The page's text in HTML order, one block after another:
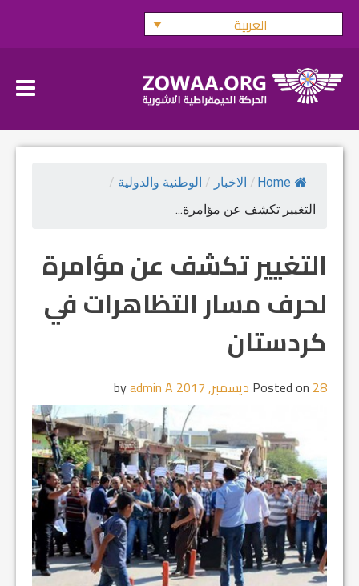
Skip
العربية
Home
/ الاخبار / الوطنية والدولية /
التغيير تكشف عن مؤامرة...
التغيير تكشف عن مؤامرة
لحرف مسار التظاهرات في
كردستان
Posted on 28 ديسمبر, 2017 admin A